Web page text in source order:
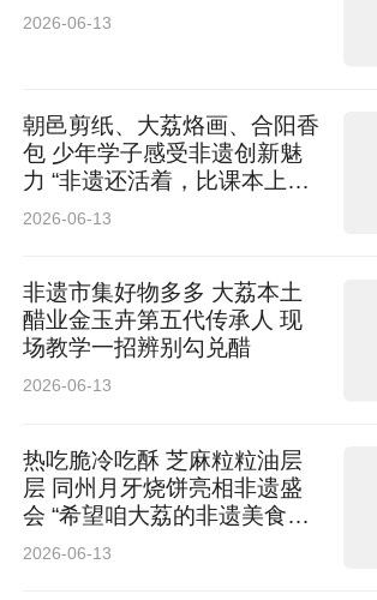
2026-06-13
朝邑剪纸、大荔烙画、合阳香
包 少年学子感受非遗创新魅
力 “非遗还活着，比课本上的
更生动”
2026-06-13
非遗市集好物多多 大荔本土
醋业金玉卉第五代传承人 现
场教学一招辨别勾兑醋
2026-06-13
热吃脆冷吃酥 芝麻粒粒油层
层 同州月牙烧饼亮相非遗盛
会 “希望咱大荔的非遗美食走
出陕西”
2026-06-13